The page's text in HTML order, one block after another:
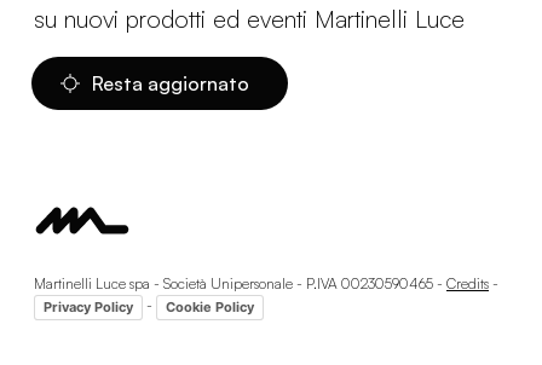
su nuovi prodotti ed eventi Martinelli Luce
Resta aggiornato
Martinelli Luce spa - Società Unipersonale - P.IVA 00230590465 - Credits -
Privacy Policy - Cookie Policy